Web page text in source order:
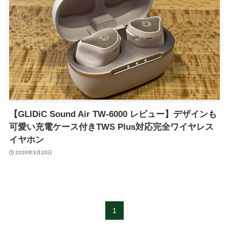
【GLIDiC Sound Air TW-6000 レビュー】デザインも
可愛い充電ケース付きTWS Plus対応完全ワイヤレス
イヤホン
2020年3月20日
1